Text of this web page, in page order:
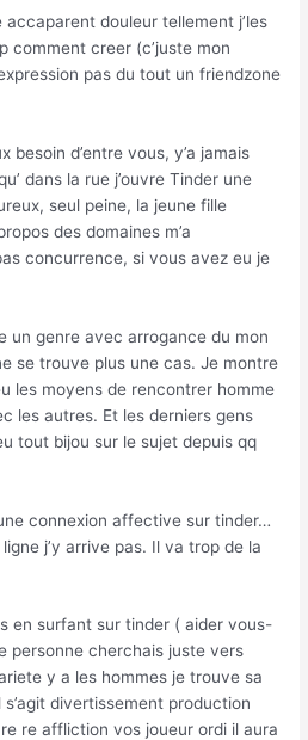
douleur tellement j’les
comment creer (c’juste mon
pas du tout un friendzone
besoin d’entre vous, y’a jamais
dans la rue j’ouvre Tinder une
seul peine, la jeune fille
des domaines m’a
concurrence, si vous avez eu je
un genre avec arrogance du mon
se trouve plus une cas. Je montre
les moyens de rencontrer homme
les autres. Et les derniers gens
tout bijou sur le sujet depuis qq
connexion affective sur tinder…
j’y arrive pas. Il va trop de la
en surfant sur tinder ( aider vous-
personne cherchais juste vers
y a les hommes je trouve sa
divertissement production
re affliction vos joueur ordi il aura